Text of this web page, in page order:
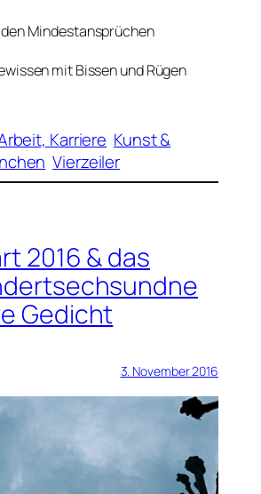
Mindestansprüchen
mit Bissen und Rügen
Karriere Kunst &
Vierzeiler
2016 & das
Gedicht
3. November 2016